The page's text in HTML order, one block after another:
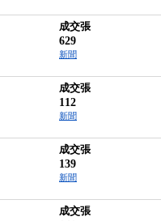
成交張
629
新聞
成交張
112
新聞
成交張
139
新聞
成交張